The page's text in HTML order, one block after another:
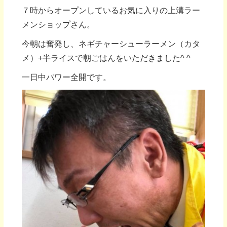
７時からオープンしているお気に入りの上溝ラー
メンショップさん。
今朝は奮発し、ネギチャーシューラーメン（カタ
メ）+半ライスで朝ごはんをいただきました^ ^
一日中パワー全開です。